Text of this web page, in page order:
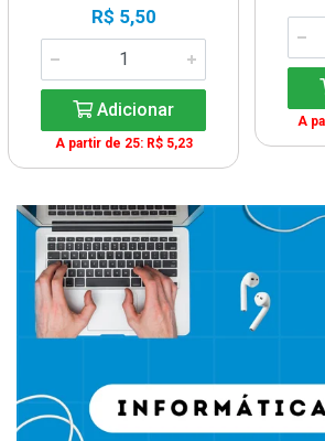
R$ 5,50
Adicionar
A partir de 25: R$ 5,23
A